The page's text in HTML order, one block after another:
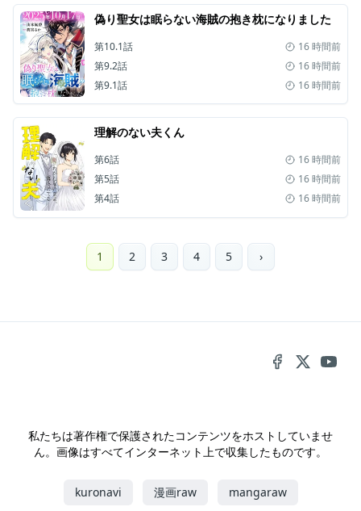
偽り聖女は眠らない海賊の抱き枕になりました
第10.1話
16 時間前
第9.2話
16 時間前
第9.1話
16 時間前
理解のない夫くん
第6話
16 時間前
第5話
16 時間前
第4話
16 時間前
1 2 3 4 5 ›
私たちは著作権で保護されたコンテンツをホストしていませ
ん。画像はすべてインターネット上で収集したものです。
kuronavi 漫画raw mangaraw